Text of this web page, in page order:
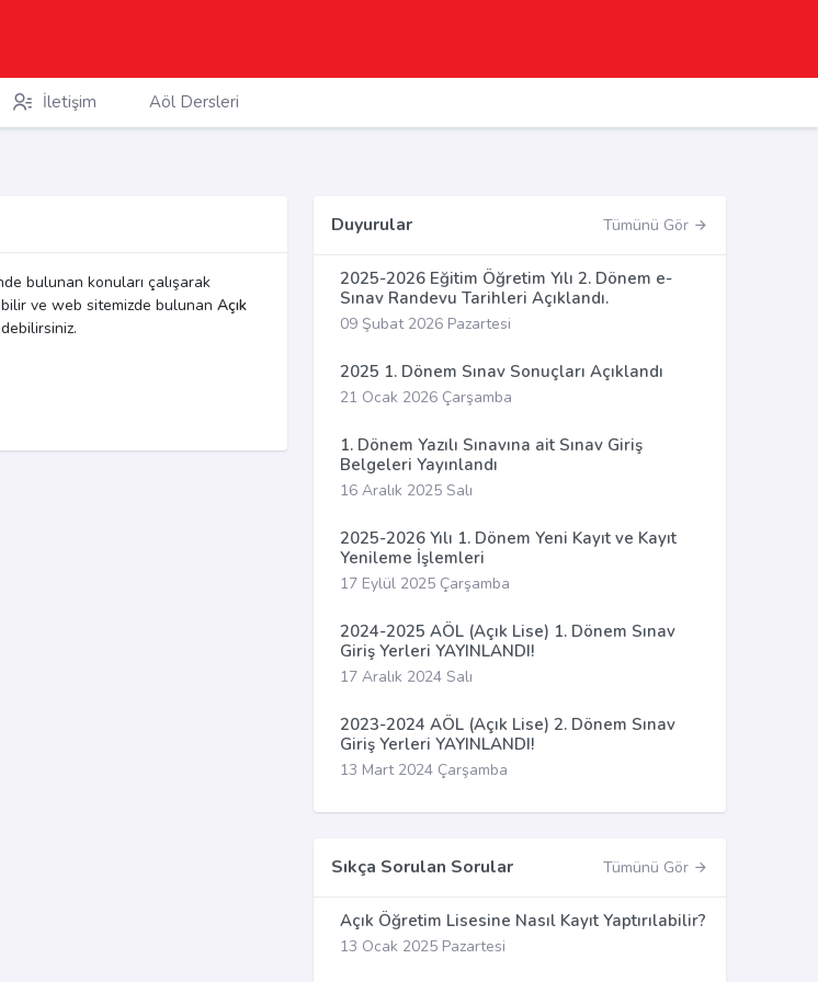
İletişim Aöl Dersleri
bulunan konuları çalışarak
ve web sitemizde bulunan Açık
Duyurular Tümünü Gör
2025-2026 Eğitim Öğretim Yılı 2. Dönem e-
Sınav Randevu Tarihleri Açıklandı.
09 Şubat 2026 Pazartesi
2025 1. Dönem Sınav Sonuçları Açıklandı
21 Ocak 2026 Çarşamba
1. Dönem Yazılı Sınavına ait Sınav Giriş
Belgeleri Yayınlandı
16 Aralık 2025 Salı
2025-2026 Yılı 1. Dönem Yeni Kayıt ve Kayıt
Yenileme İşlemleri
17 Eylül 2025 Çarşamba
2024-2025 AÖL (Açık Lise) 1. Dönem Sınav
Giriş Yerleri YAYINLANDI!
17 Aralık 2024 Salı
2023-2024 AÖL (Açık Lise) 2. Dönem Sınav
Giriş Yerleri YAYINLANDI!
13 Mart 2024 Çarşamba
Sıkça Sorulan Sorular Tümünü Gör
Açık Öğretim Lisesine Nasıl Kayıt Yaptırılabilir?
13 Ocak 2025 Pazartesi